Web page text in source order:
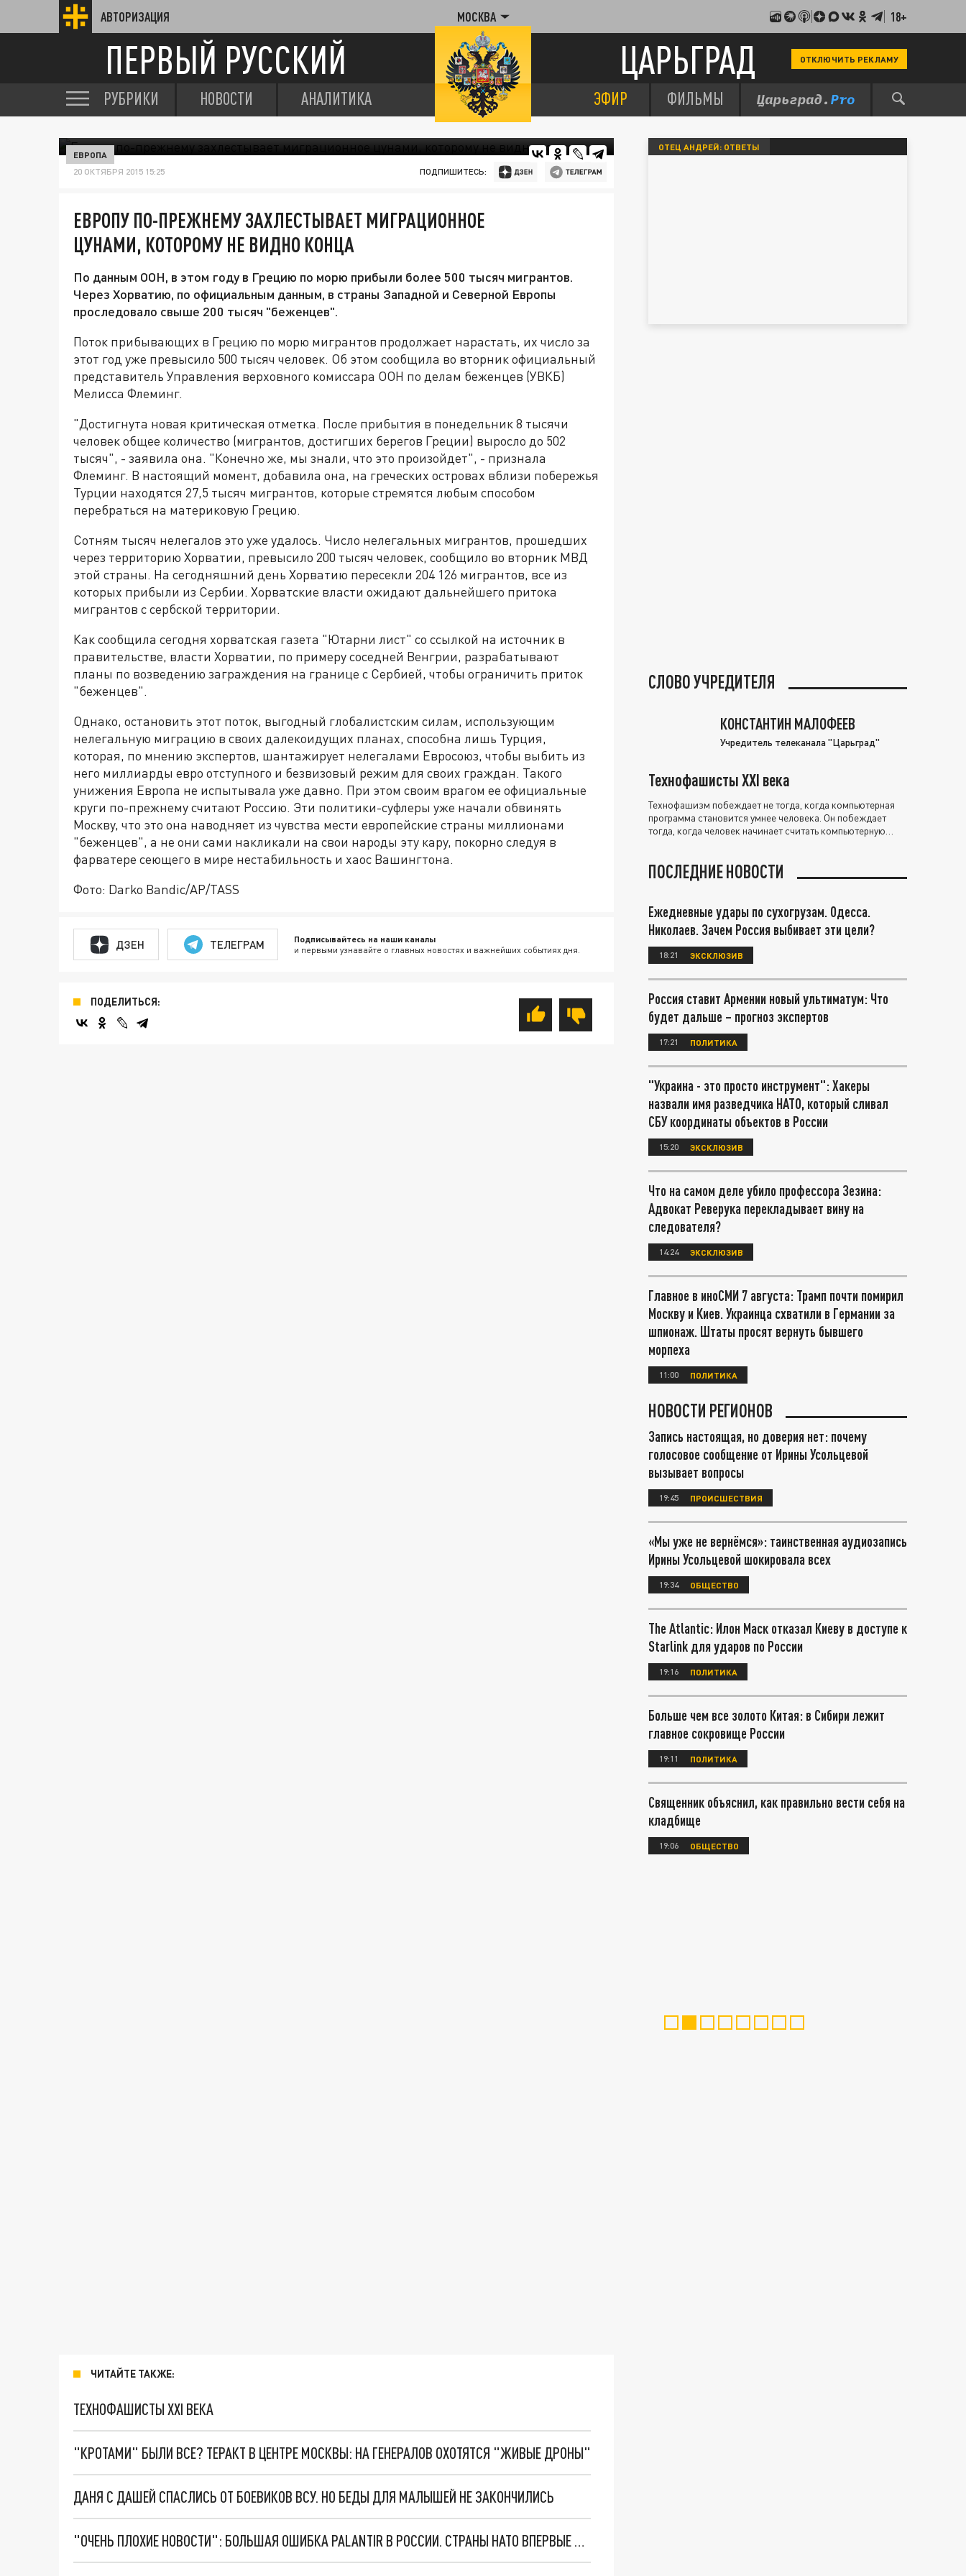
АВТОРИЗАЦИЯ МОСКВА 18+
ПЕРВЫЙ РУССКИЙ ЦАРЬГРАД ОТКЛЮЧИТЬ РЕКЛАМУ
РУБРИКИ НОВОСТИ АНАЛИТИКА ЭФИР ФИЛЬМЫ
ЕВРОПА
20 ОКТЯБРЯ 2015 15:25 ПОДПИШИТЕСЬ:
ЕВРОПУ ПО-ПРЕЖНЕМУ ЗАХЛЕСТЫВАЕТ МИГРАЦИОННОЕ
ЦУНАМИ, КОТОРОМУ НЕ ВИДНО КОНЦА
По данным ООН, в этом году в Грецию по морю прибыли более 500 тысяч мигрантов.
Через Хорватию, по официальным данным, в страны Западной и Северной Европы
проследовало свыше 200 тысяч "беженцев".
Поток прибывающих в Грецию по морю мигрантов продолжает нарастать, их число за
этот год уже превысило 500 тысяч человек. Об этом сообщила во вторник официальный
представитель Управления верховного комиссара ООН по делам беженцев (УВКБ)
Мелисса Флеминг.
"Достигнута новая критическая отметка. После прибытия в понедельник 8 тысячи
человек общее количество (мигрантов, достигших берегов Греции) выросло до 502
тысяч", - заявила она. "Конечно же, мы знали, что это произойдет", - признала
Флеминг. В настоящий момент, добавила она, на греческих островах вблизи побережья
Турции находятся 27,5 тысяч мигрантов, которые стремятся любым способом
перебраться на материковую Грецию.
Сотням тысяч нелегалов это уже удалось. Число нелегальных мигрантов, прошедших
через территорию Хорватии, превысило 200 тысяч человек, сообщило во вторник МВД
этой страны. На сегодняшний день Хорватию пересекли 204 126 мигрантов, все из
которых прибыли из Сербии. Хорватские власти ожидают дальнейшего притока
мигрантов с сербской территории.
Как сообщила сегодня хорватская газета "Ютарни лист" со ссылкой на источник в
правительстве, власти Хорватии, по примеру соседней Венгрии, разрабатывают
планы по возведению заграждения на границе с Сербией, чтобы ограничить приток
"беженцев".
Однако, остановить этот поток, выгодный глобалистским силам, использующим
нелегальную миграцию в своих далекоидущих планах, способна лишь Турция,
которая, по мнению экспертов, шантажирует нелегалами Евросоюз, чтобы выбить из
него миллиарды евро отступного и безвизовый режим для своих граждан. Такого
унижения Европа не испытывала уже давно. При этом своим врагом ее официальные
круги по-прежнему считают Россию. Эти политики-суфлеры уже начали обвинять
Москву, что это она наводняет из чувства мести европейские страны миллионами
"беженцев", а не они сами накликали на свои народы эту кару, покорно следуя в
фарватере сеющего в мире нестабильность и хаос Вашингтона.
Фото: Darko Bandic/AP/TASS
ДЗЕН ТЕЛЕГРАМ Подписывайтесь на наши каналы
и первыми узнавайте о главных новостях и важнейших событиях дня.
ПОДЕЛИТЬСЯ:
ЧИТАЙТЕ ТАКЖЕ:
ТЕХНОФАШИСТЫ XXI ВЕКА
"КРОТАМИ" БЫЛИ ВСЕ? ТЕРАКТ В ЦЕНТРЕ МОСКВЫ: НА ГЕНЕРАЛОВ ОХОТЯТСЯ "ЖИВЫЕ ДРОНЫ"
ДАНЯ С ДАШЕЙ СПАСЛИСЬ ОТ БОЕВИКОВ ВСУ. НО БЕДЫ ДЛЯ МАЛЫШЕЙ НЕ ЗАКОНЧИЛИСЬ
"ОЧЕНЬ ПЛОХИЕ НОВОСТИ": БОЛЬШАЯ ОШИБКА PALANTIR В РОССИИ. СТРАНЫ НАТО ВПЕРВЫЕ ЗА СВО ОСТАНОВИЛИ ПОСТАВКИ ОРУЖИЯ. ВСУ ТЕРЯЮТ ПРИГРАНИЧЬЕ?
ОТЕЦ АНДРЕЙ: ОТВЕТЫ
СЛОВО УЧРЕДИТЕЛЯ
КОНСТАНТИН МАЛОФЕЕВ
Учредитель телеканала "Царьград"
Технофашисты XXI века
Технофашизм побеждает не тогда, когда компьютерная
программа становится умнее человека. Он побеждает
тогда, когда человек начинает считать компьютерную
ПОСЛЕДНИЕ НОВОСТИ
Ежедневные удары по сухогрузам. Одесса.
Николаев. Зачем Россия выбивает эти цели?
18:21 ЭКСКЛЮЗИВ
Россия ставит Армении новый ультиматум: Что
будет дальше – прогноз экспертов
17:21 ПОЛИТИКА
"Украина - это просто инструмент": Хакеры
назвали имя разведчика НАТО, который сливал
СБУ координаты объектов в России
15:20 ЭКСКЛЮЗИВ
Что на самом деле убило профессора Зезина:
Адвокат Реверука перекладывает вину на
следователя?
14:24 ЭКСКЛЮЗИВ
Главное в иноСМИ 7 августа: Трамп почти помирил
Москву и Киев. Украинца схватили в Германии за
шпионаж. Штаты просят вернуть бывшего
морпеха
11:00 ПОЛИТИКА
НОВОСТИ РЕГИОНОВ
Запись настоящая, но доверия нет: почему
голосовое сообщение от Ирины Усольцевой
вызывает вопросы
19:45 ПРОИСШЕСТВИЯ
«Мы уже не вернёмся»: таинственная аудиозапись
Ирины Усольцевой шокировала всех
19:34 ОБЩЕСТВО
The Atlantic: Илон Маск отказал Киеву в доступе к
Starlink для ударов по России
19:16 ПОЛИТИКА
Больше чем все золото Китая: в Сибири лежит
главное сокровище России
19:11 ПОЛИТИКА
Священник объяснил, как правильно вести себя на
кладбище
19:06 ОБЩЕСТВО